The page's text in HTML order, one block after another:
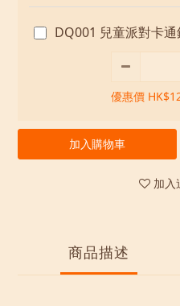
DQ001 兒童派對卡
優惠價
加入購物車
加入
商品描述